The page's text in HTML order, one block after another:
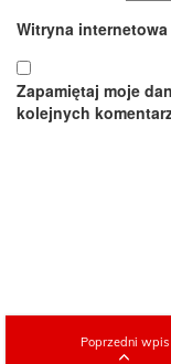
Witryna internetowa
Zapamiętaj moje
kolejnych
Poprzedni wpis